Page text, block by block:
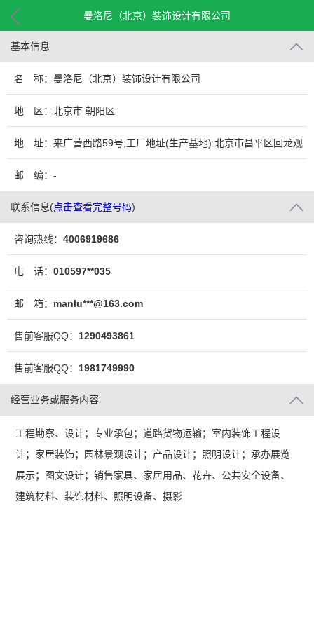
曼洛尼（北京）装饰设计有限公司
基本信息
名 称：曼洛尼（北京）装饰设计有限公司
地 区：北京市 朝阳区
地 址：来广营西路59号;工厂地址(生产基地):北京市昌平区回龙观
镇定福皇庄
邮 编：-
联系信息(点击查看完整号码)
咨询热线： 4006919686
电 话： 010597**035
邮 箱： manlu***@163.com
售前客服QQ： 1290493861
售前客服QQ： 1981749990
经营业务或服务内容
工程勘察、设计；专业承包；道路货物运输；室内装饰工程设
计；家居装饰；园林景观设计；产品设计；照明设计；承办展览
展示；图文设计；销售家具、家居用品、花卉、公共安全设备、
建筑材料、装饰材料、照明设备、摄影